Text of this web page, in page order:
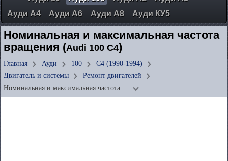
Ауди А4
Ауди А6 Ауди А8 Ауди КУ5
Номинальная и максимальная частота
вращения (Audi 100 C4)
Главная Ауди 100
C4 (1990-1994)
Двигатель и системы
Ремонт двигателей
Номинальная и максимальная частота …